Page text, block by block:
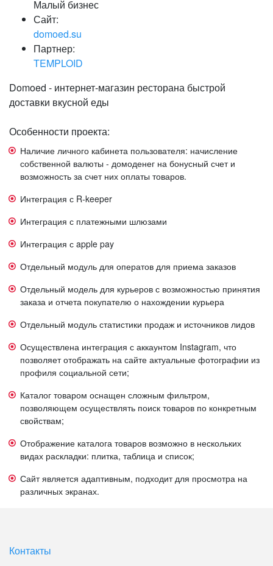
или войдите с помощью
Малый бизнес
Сайт:
domoed.su
Партнер:
TEMPLOID
Domoed - интернет-магазин ресторана быстрой
доставки вкусной еды
Особенности проекта:
Наличие личного кабинета пользователя: начисление
собственной валюты - домоденег на бонусный счет и
возможность за счет них оплаты товаров.
Интеграция с R-keeper
Интеграция с платежными шлюзами
Интеграция с apple pay
Отдельный модуль для оператов для приема заказов
Отдельный модель для курьеров с возможностью принятия
заказа и отчета покупателю о нахождении курьера
Отдельный модуль статистики продаж и источников лидов
Осуществлена интеграция с аккаунтом Instagram, что
позволяет отображать на сайте актуальные фотографии из
профиля социальной сети;
Каталог товаром оснащен сложным фильтром,
позволяющем осуществлять поиск товаров по конкретным
свойствам;
Отображение каталога товаров возможно в нескольких
видах раскладки: плитка, таблица и список;
Сайт является адаптивным, подходит для просмотра на
различных экранах.
Контакты